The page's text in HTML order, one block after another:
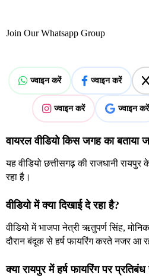
Join Our Whatsapp Group
ज्वाइन करें ज्वाइन करें
ज्वाइन करें ज्वाइन करें
वायरल वीडियो किस जगह का बताया
यह वीडियो छत्तीसगढ़ की राजधानी रायपुर
रहा है।
वीडियो में क्या दिखाई दे रहा है?
वीडियो में भाजपा नेत्री ऋतुपर्ण सिंह,
दौरान बंदूक से हर्ष फायरिंग करते नजर आ
क्या रायपुर में हर्ष फायरिंग पर प्रतिबंध